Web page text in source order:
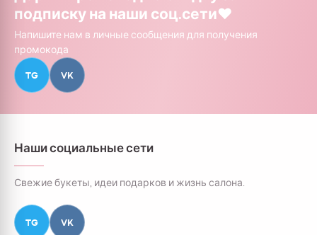
подписку на наши соц.сети❤️
Напишите нам в личные сообщения для получения
промокода
TG VK
Наши социальные сети
Свежие букеты, идеи подарков и жизнь салона.
TG VK